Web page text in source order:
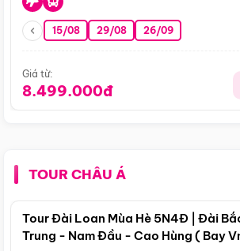
15/08 29/08 26/09
Giá từ:
8.499.000đ
TOUR CHÂU Á
Tour Đài Loan Mùa Hè 5N4Đ | Đài
Trung - Nam Đầu - Cao Hùng ( Bay